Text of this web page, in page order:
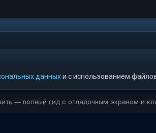
данныхи с использованием
— полный гид с отладочным экраном и